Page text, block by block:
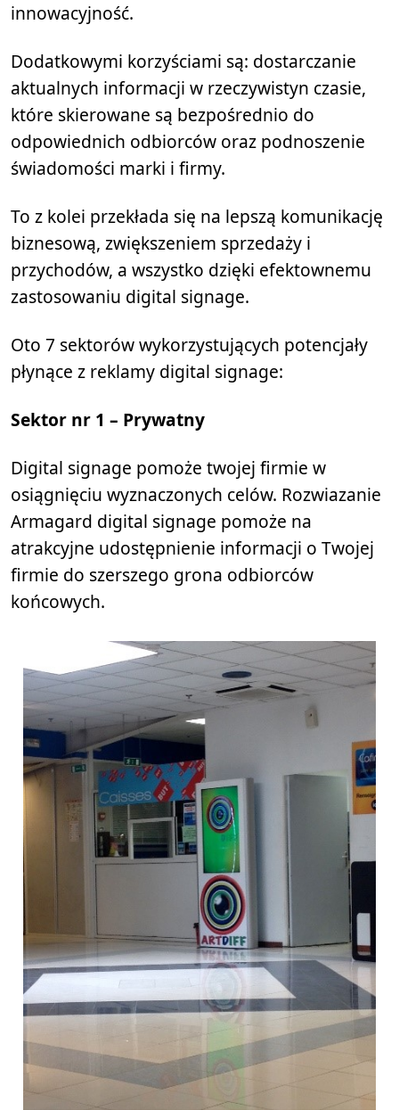
innowacyjność.
Dodatkowymi korzyściami są: dostarczanie
aktualnych informacji w rzeczywistyn czasie,
które skierowane są bezpośrednio do
odpowiednich odbiorców oraz podnoszenie
świadomości marki i firmy.
To z kolei przekłada się na lepszą komunikację
biznesową, zwiększeniem sprzedaży i
przychodów, a wszystko dzięki efektownemu
zastosowaniu digital signage.
Oto 7 sektorów wykorzystujących potencjały
płynące z reklamy digital signage:
Sektor nr 1 – Prywatny
Digital signage pomoże twojej firmie w
osiągnięciu wyznaczonych celów. Rozwiazanie
Armagard digital signage pomoże na
atrakcyjne udostępnienie informacji o Twojej
firmie do szerszego grona odbiorców
końcowych.